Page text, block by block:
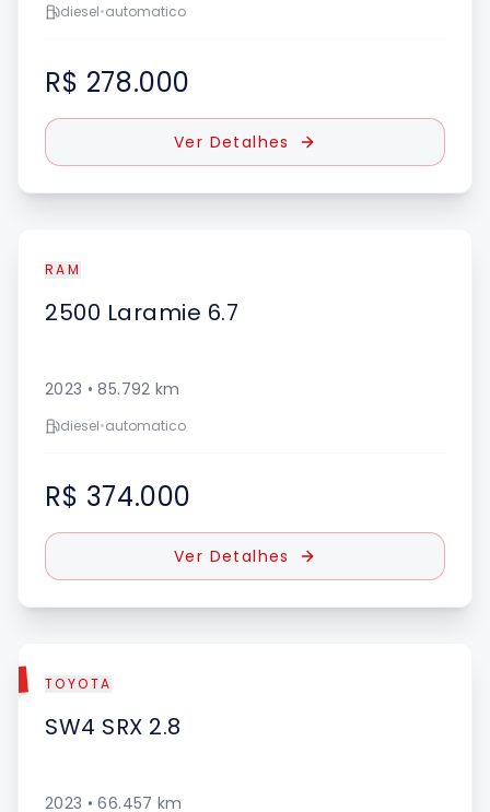
diesel•automatico
R$ 278.000
Ver Detalhes
RAM
2500 Laramie 6.7
2023 •85.792 km
diesel•automatico
R$ 374.000
Ver Detalhes
TOYOTA
SW4 SRX 2.8
2023 •66.457 km